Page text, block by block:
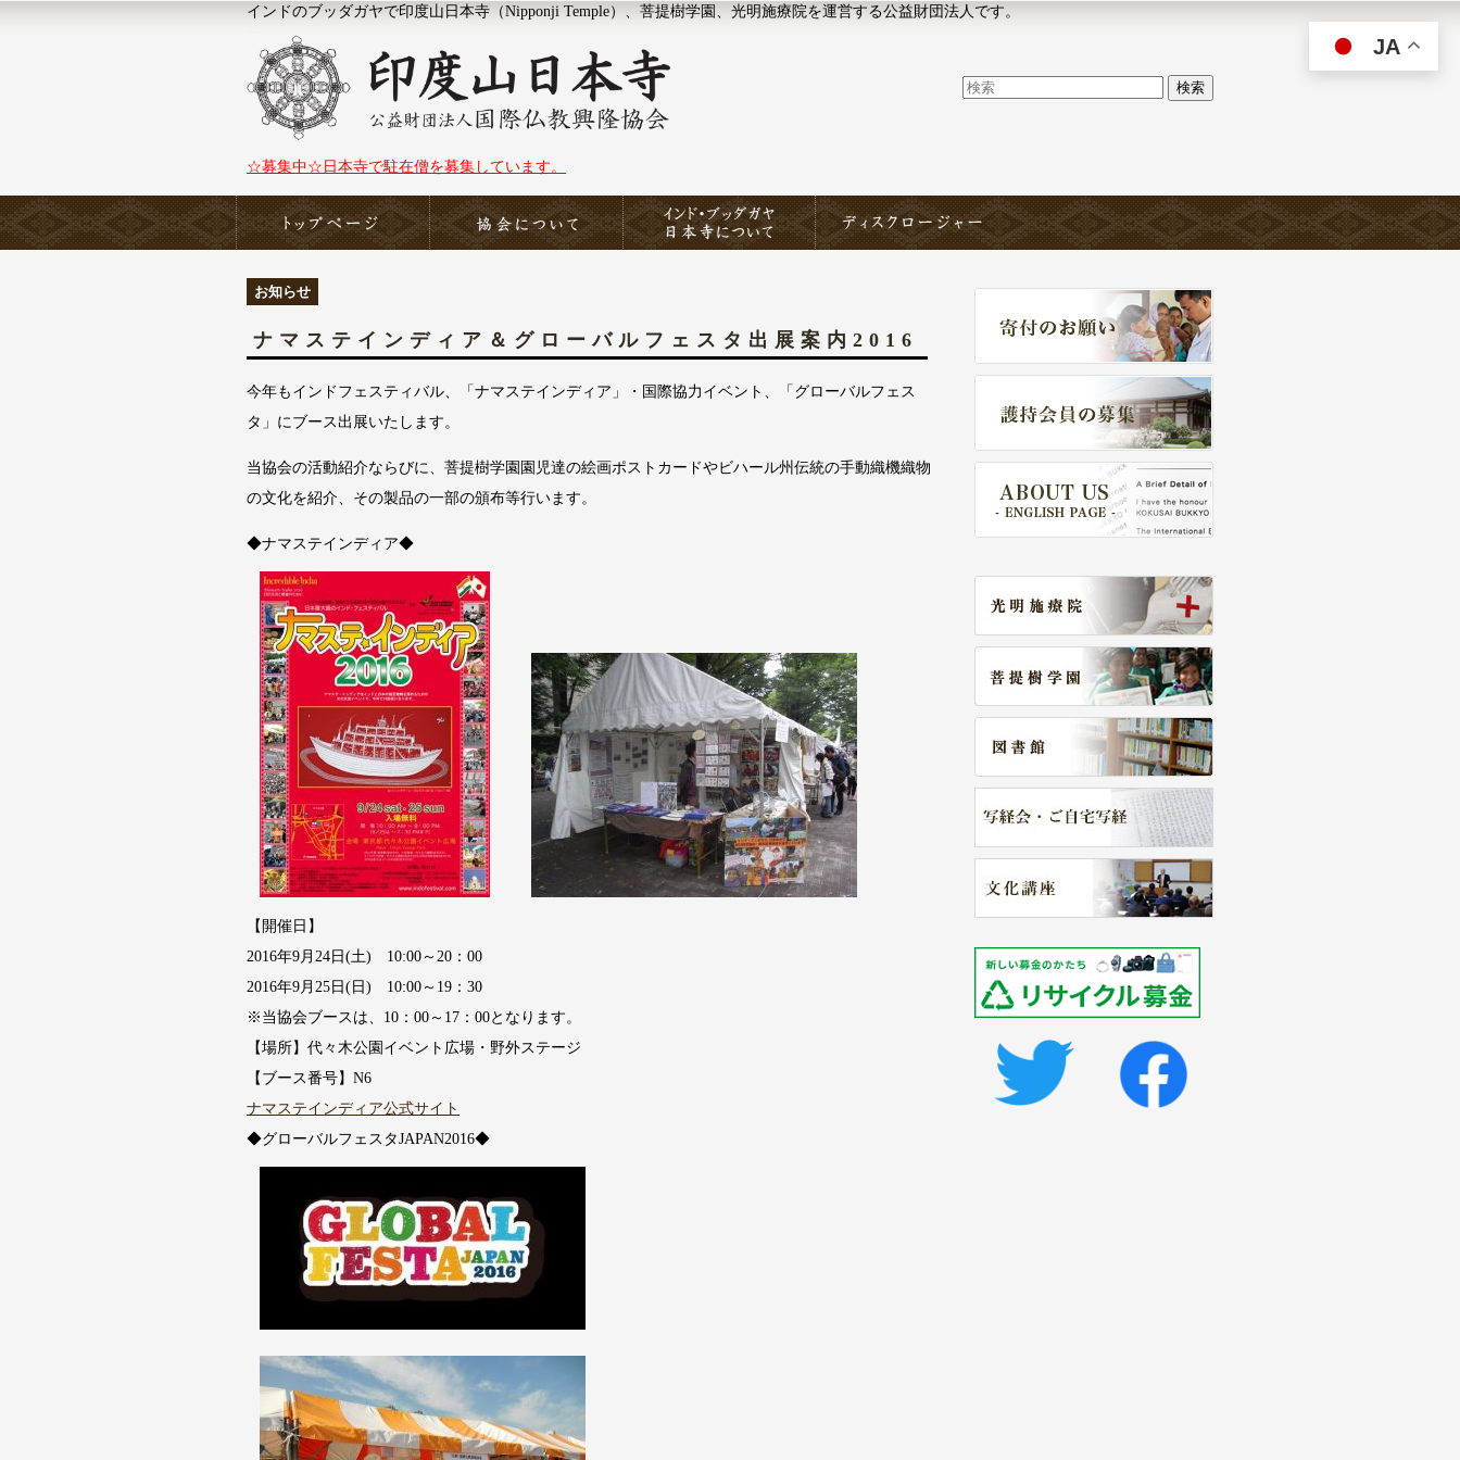
インドのブッダガヤで印度山日本寺（Nipponji Temple）、菩提樹学園、光明施療院を運営する公益財団法人です。
☆募集中☆日本寺で駐在僧を募集しています。
お知らせ
ナマステインディア＆グローバルフェスタ出展案内2016
今年もインドフェスティバル、「ナマステインディア」・国際協力イベント、「グローバルフェス
タ」にブース出展いたします。
当協会の活動紹介ならびに、菩提樹学園園児達の絵画ポストカードやビハール州伝統の手動織機織物
の文化を紹介、その製品の一部の頒布等行います。
◆ナマステインディア◆
【開催日】
2016年9月24日(土) 10:00～20：00
2016年9月25日(日) 10:00～19：30
※当協会ブースは、10：00～17：00となります。
【場所】代々木公園イベント広場・野外ステージ
【ブース番号】N6
ナマステインディア公式サイト
◆グローバルフェスタJAPAN2016◆
JA